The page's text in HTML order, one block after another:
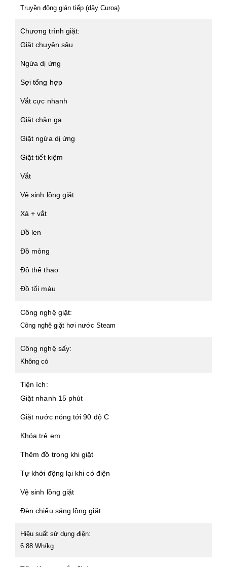
Truyền động gián tiếp (dây Curoa)
Chương trình giặt:
Giặt chuyên sâu
Ngừa dị ứng
Sợi tổng hợp
Vắt cực nhanh
Giặt chăn ga
Giặt ngừa dị ứng
Giặt tiết kiệm
Vắt
Vệ sinh lồng giặt
Xả + vắt
Đồ len
Đồ mỏng
Đồ thể thao
Đồ tối màu
Công nghệ giặt:
Công nghệ giặt hơi nước Steam
Công nghệ sấy:
Không có
Tiện ích:
Giặt nhanh 15 phút
Giặt nước nóng tới 90 độ C
Khóa trẻ em
Thêm đồ trong khi giặt
Tự khởi động lại khi có điện
Vệ sinh lồng giặt
Đèn chiếu sáng lồng giặt
Hiệu suất sử dụng điện:
6.88 Wh/kg